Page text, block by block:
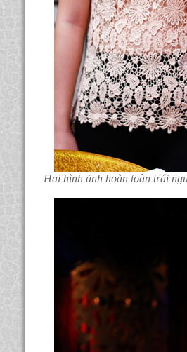
Hai hình ảnh hoàn toàn trái